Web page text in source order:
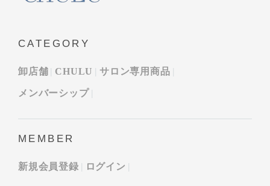
CATEGORY
卸店舗 CHULU サロン専用商品
メンバーシップ
MEMBER
新規会員登録 ログイン